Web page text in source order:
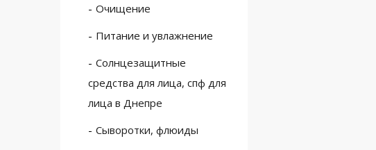
Очищение
Питание и увлажнение
Солнцезащитные
средства для лица, спф для
лица в Днепре
Сыворотки, флюиды